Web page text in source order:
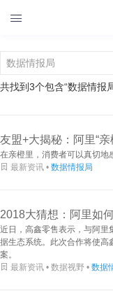

共找到3个包含“数据情报
友盟+大揭秘：阿里“
在亲橙里，消费者可以真切地
 最新资讯 • 数据情报局
2018大猜想：阿里如
近日，高鑫零售表示，与阿里
据生态系统。此次合作将使高
案。
 最新资讯 • 数据视野 • 数据